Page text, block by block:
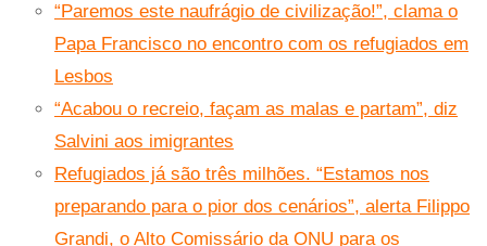
“Paremos este naufrágio de civilização!”, clama o
Papa Francisco no encontro com os refugiados em
Lesbos
“Acabou o recreio, façam as malas e partam”, diz
Salvini aos imigrantes
Refugiados já são três milhões. “Estamos nos
preparando para o pior dos cenários”, alerta Filippo
Grandi, o Alto Comissário da ONU para os